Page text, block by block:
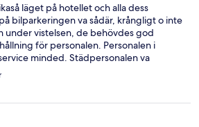
läget på hotellet och alla dess
bilparkeringen va sådär, krångligt o inte
under vistelsen, de behövdes god
för personalen. Personalen i
minded. Städpersonalen va